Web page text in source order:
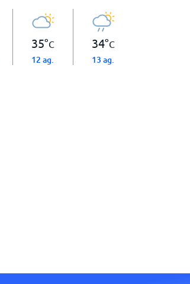
35°C
12 ag.
34°C
13 ag.